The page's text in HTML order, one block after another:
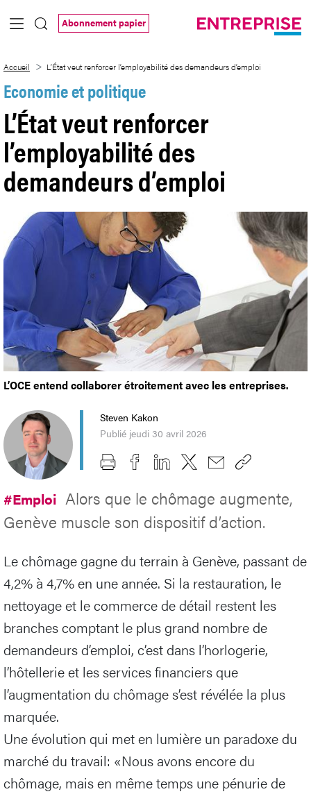
Saut au contenu principal
Abonnement papier
L’État veut renforcer l’employabilité
Accueil L’État veut renforcer l’employabilité des demandeurs d’emploi
Economie et politique
L’État veut renforcer
l’employabilité des
demandeurs d’emploi
L’OCE entend collaborer étroitement avec les entreprises.
Steven Kakon
Publié jeudi 30 avril 2026
#Emploi Alors que le chômage augmente,
Genève muscle son dispositif d’action.
Le chômage gagne du terrain à Genève, passant de
4,2% à 4,7% en une année. Si la restauration, le
nettoyage et le commerce de détail restent les
branches comptant le plus grand nombre de
demandeurs d’emploi, c’est dans l’horlogerie,
l’hôtellerie et les services financiers que
l’augmentation du chômage s’est révélée la plus
marquée.
Une évolution qui met en lumière un paradoxe du
marché du travail: «Nous avons encore du
chômage, mais en même temps une pénurie de